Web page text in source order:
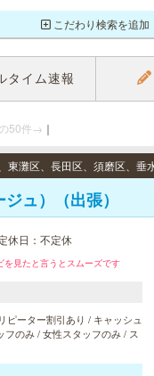
こだわり検索を追加
タイム速報
50件→ ｜
ュ）（出張）
休日：不定休
を見たと言うとスムーズです
ピーター割引あり / キャッシュ
のみ / 女性スタッフのみ / ス